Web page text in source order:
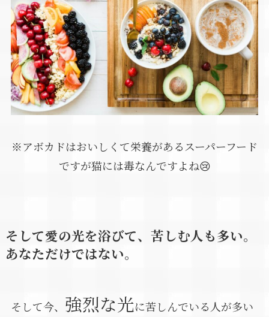
※アボカドはおいしくて栄養があるスーパーフード
ですが猫には毒なんですよね😢
そして愛の光を浴びて、苦しむ人も多い。
あなただけではない。
そして今、 強烈な光に苦しんでいる人が多い